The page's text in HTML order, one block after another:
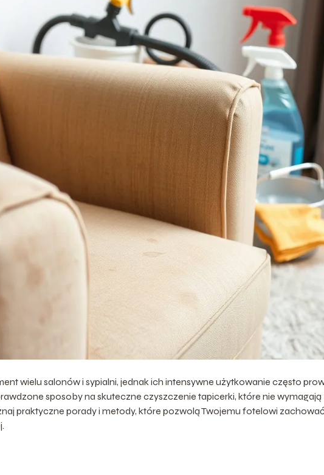
wielu salonów i sypialni, jednak ich intensywne użytkowanie często
sposoby na skuteczne czyszczenie tapicerki, które nie wymagają
praktyczne porady i metody, które pozwolą Twojemu fotelowi